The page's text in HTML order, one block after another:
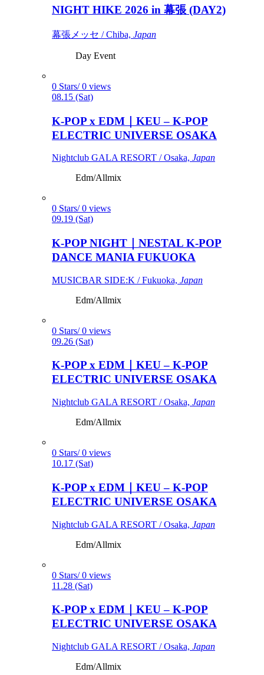
NIGHT HIKE 2026 in 幕張 (DAY2)
幕張メッセ / Chiba, Japan
Day Event
0 Stars/ 0 views
08.15 (Sat)
K-POP x EDM｜KEU – K-POP
ELECTRIC UNIVERSE OSAKA
Nightclub GALA RESORT / Osaka, Japan
Edm/Allmix
0 Stars/ 0 views
09.19 (Sat)
K-POP NIGHT｜NESTAL K-POP
DANCE MANIA FUKUOKA
MUSICBAR SIDE:K / Fukuoka, Japan
Edm/Allmix
0 Stars/ 0 views
09.26 (Sat)
K-POP x EDM｜KEU – K-POP
ELECTRIC UNIVERSE OSAKA
Nightclub GALA RESORT / Osaka, Japan
Edm/Allmix
0 Stars/ 0 views
10.17 (Sat)
K-POP x EDM｜KEU – K-POP
ELECTRIC UNIVERSE OSAKA
Nightclub GALA RESORT / Osaka, Japan
Edm/Allmix
0 Stars/ 0 views
11.28 (Sat)
K-POP x EDM｜KEU – K-POP
ELECTRIC UNIVERSE OSAKA
Nightclub GALA RESORT / Osaka, Japan
Edm/Allmix